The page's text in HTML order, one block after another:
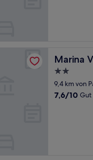
Marina
Marina
2.0-
Sterne-
Unterkunft
9,4 km von
7.6
7,6/10 Gut